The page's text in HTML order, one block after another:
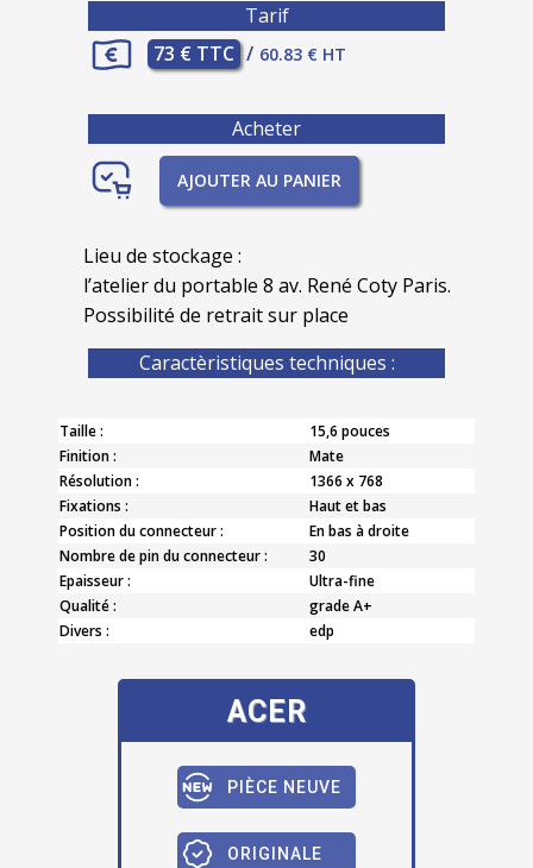
Tarif
73 € TTC / 60.83 € HT
Acheter
AJOUTER AU PANIER
Lieu de stockage :
l’atelier du portable 8 av. René Coty Paris.
Possibilité de retrait sur place
Caractèristiques techniques :
Taille :
15,6 pouces
Finition :
Mate
Résolution :
1366 x 768
Fixations :
Haut et bas
Position du connecteur :
En bas à droite
Nombre de pin du connecteur :
30
Epaisseur :
Ultra-fine
Qualité :
grade A+
Divers :
edp
ACER
PIÈCE NEUVE
ORIGINALE